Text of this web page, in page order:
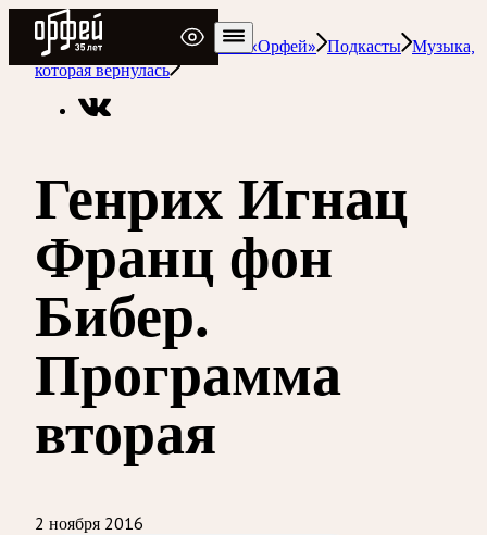
Радио Орфей
Радио классической музыки «Орфей» Подкасты Музыка,
которая вернулась
Генрих Игнац
Франц фон
Бибер.
Программа
вторая
2 ноября 2016